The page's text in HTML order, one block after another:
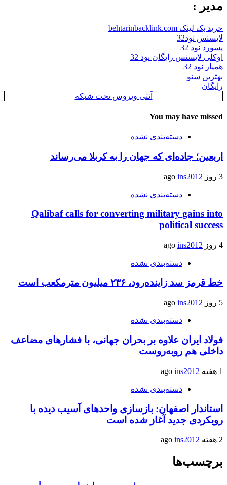
مدیر :
خرید بک لینک behtarinbacklink.com
لایسنس نود32
پسورد نود 32
اوکلی لایسنس رایگان نود 32
همیار نود 32
بهترین سئو
رایگان
آنتی ویروس تحت شبکه
You may have missed
دسته‌بندی نشده
اربعین؛ جاده‌ای که جهان را به کربلا می‌رساند
3 روز ago ins2012
دسته‌بندی نشده
Qalibaf calls for converting military gains into
political success
4 روز ago ins2012
دسته‌بندی نشده
خط قرمز سد زاینده‌رود، ۲۳۶ میلیون مترمکعب است
5 روز ago ins2012
دسته‌بندی نشده
فولاد ایران علاوه بر بحران جهانی، با فشارهای مضاعف
داخلی هم روبه‌روست
1 هفته ago ins2012
دسته‌بندی نشده
استاندار اصفهان: بازسازی واحدهای آسیب دیده با
رویکردی جدید آغاز شده است
2 هفته ago ins2012
برچسب‌ها